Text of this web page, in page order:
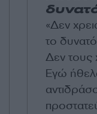
«Δεν
το
Δεν τους
Εγώ